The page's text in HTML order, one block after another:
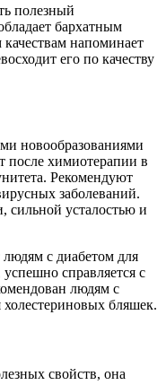
полезный
бархатным
напоминает
его по качеству
новообразованиями
после химиотерапии в
Рекомендуют
заболеваний.
сильной усталостью и
с диабетом для
справляется с
людям с
бляшек.
свойств, она